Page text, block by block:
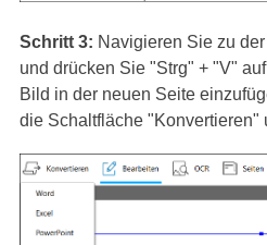
Schritt 3: Navigieren Sie zu
und drücken Sie "Strg" + "V"
Bild in der neuen Seite
die Schaltfläche "Konvertieren"